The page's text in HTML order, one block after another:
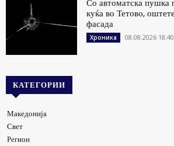
Со автоматска пушка
куќа во Тетово,
фасада
Хроника 08.08.2026 18:40
КАТЕГОРИИ
Македонија
Свет
Регион